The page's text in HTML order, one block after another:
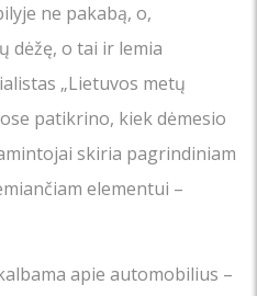
ne pakabą, o,
dėžę, o tai ir lemia
„Lietuvos metų
patikrino, kiek dėmesio
skiria pagrindiniam
elementui –
apie automobilius –